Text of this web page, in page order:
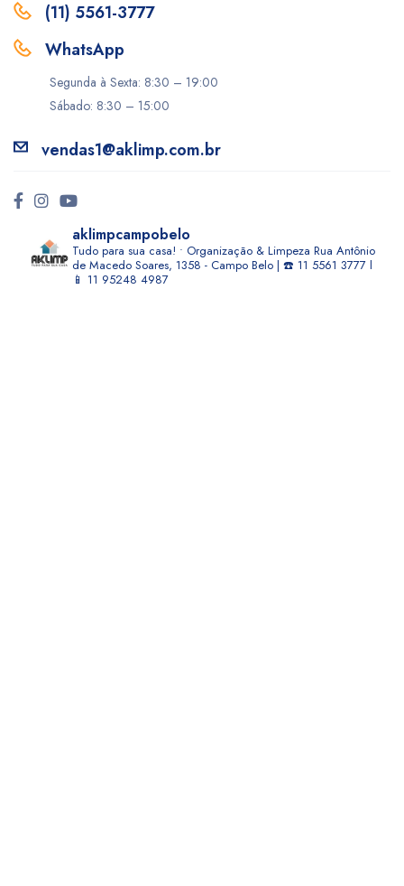
(11) 5561-3777
WhatsApp
Segunda à Sexta: 8:30 – 19:00
Sábado: 8:30 – 15:00
vendas1@aklimp.com.br
aklimpcampobelo
Tudo para sua casa! • Organização & Limpeza Rua Antônio
de Macedo Soares, 1358 - Campo Belo | ☎️ 11 5561 3777 l
📱 11 95248 4987